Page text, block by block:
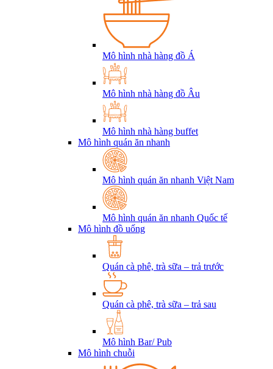
Mô hình nhà hàng đồ Á
Mô hình nhà hàng đồ Âu
Mô hình nhà hàng buffet
Mô hình quán ăn nhanh
Mô hình quán ăn nhanh Việt Nam
Mô hình quán ăn nhanh Quốc tế
Mô hình đồ uống
Quán cà phê, trà sữa – trả trước
Quán cà phê, trà sữa – trả sau
Mô hình Bar/ Pub
Mô hình chuỗi